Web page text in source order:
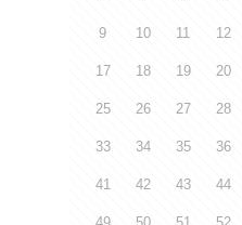
9 10 11 12
17 18 19 20
25 26 27 28
33 34 35 36
41 42 43 44